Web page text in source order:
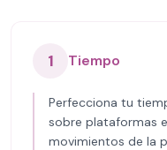
1 Tiempo
Perfecciona tu
sobre plataformas
movimientos de la